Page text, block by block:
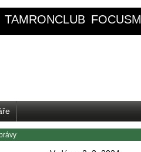
TAMRONCLUB